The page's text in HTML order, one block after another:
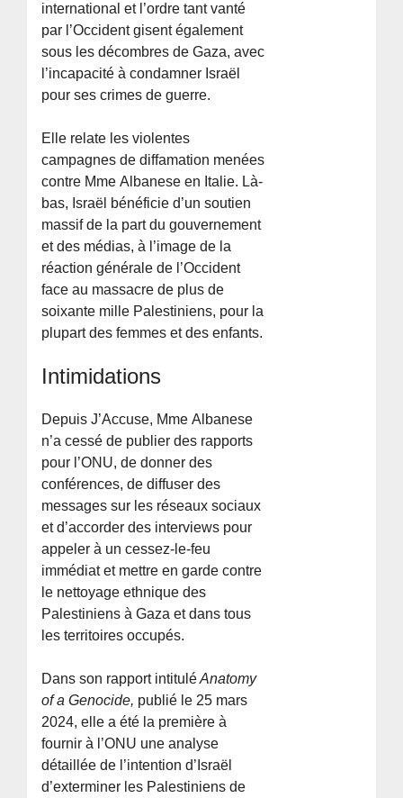
international et l’ordre tant vanté
par l’Occident gisent également
sous les décombres de Gaza, avec
l’incapacité à condamner Israël
pour ses crimes de guerre.
Elle relate les violentes
campagnes de diffamation menées
contre Mme Albanese en Italie. Là-
bas, Israël bénéficie d’un soutien
massif de la part du gouvernement
et des médias, à l’image de la
réaction générale de l’Occident
face au massacre de plus de
soixante mille Palestiniens, pour la
plupart des femmes et des enfants.
Intimidations
Depuis J’Accuse, Mme Albanese
n’a cessé de publier des rapports
pour l’ONU, de donner des
conférences, de diffuser des
messages sur les réseaux sociaux
et d’accorder des interviews pour
appeler à un cessez-le-feu
immédiat et mettre en garde contre
le nettoyage ethnique des
Palestiniens à Gaza et dans tous
les territoires occupés.
Dans son rapport intituléAnatomy
of a Genocide, publié le 25 mars
2024, elle a été la première à
fournir à l’ONU une analyse
détaillée de l’intention d’Israël
d’exterminer les Palestiniens de